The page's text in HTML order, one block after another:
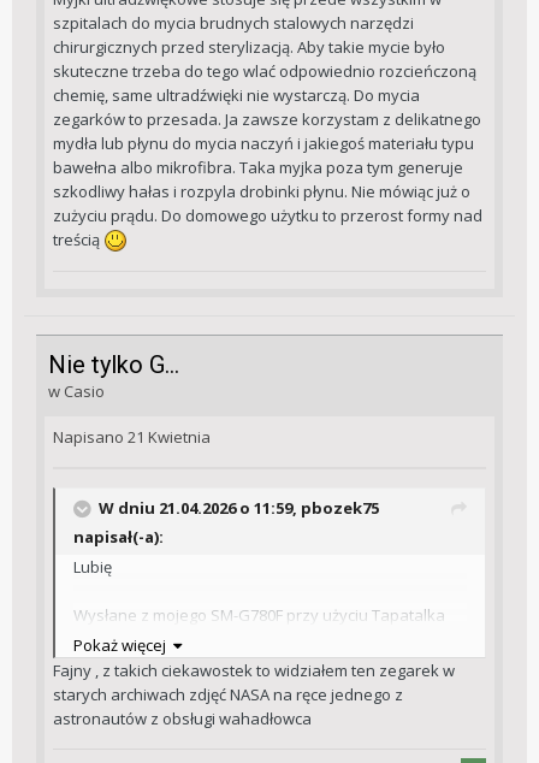
szpitalach do mycia brudnych stalowych narzędzi
chirurgicznych przed sterylizacją. Aby takie mycie było
skuteczne trzeba do tego wlać odpowiednio rozcieńczoną
chemię, same ultradźwięki nie wystarczą. Do mycia
zegarków to przesada. Ja zawsze korzystam z delikatnego
mydła lub płynu do mycia naczyń i jakiegoś materiału typu
bawełna albo mikrofibra. Taka myjka poza tym generuje
szkodliwy hałas i rozpyla drobinki płynu. Nie mówiąc już o
zużyciu prądu. Do domowego użytku to przerost formy nad
treścią
Nie tylko G...
w Casio
Napisano 21 Kwietnia
W dniu 21.04.2026 o 11:59, pbozek75
napisał(-a):
Lubię
Wysłane z mojego SM-G780F przy użyciu Tapatalka
Pokaż więcej
Fajny , z takich ciekawostek to widziałem ten zegarek w
starych archiwach zdjęć NASA na ręce jednego z
astronautów z obsługi wahadłowca